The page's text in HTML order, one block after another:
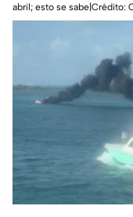
abril; esto se sabe|Crédito: